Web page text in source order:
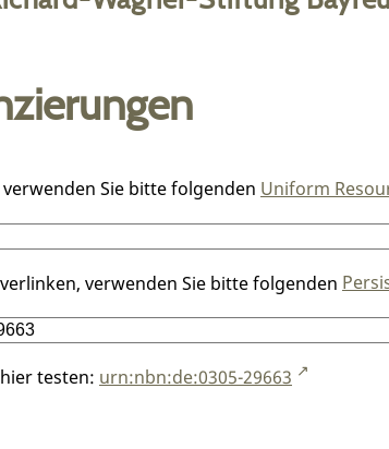
Sie bitte folgenden Uniform
verwenden Sie bitte folgenden
testen: urn:nbn:de:0305-29663